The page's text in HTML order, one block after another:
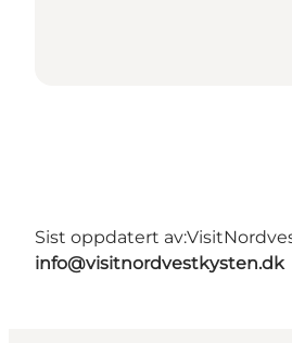
Sist oppdatert av:
info@visitnordvestkysten.dk